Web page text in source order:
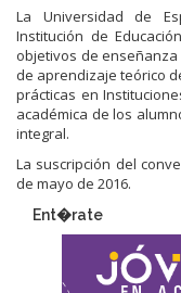
La Universidad de
Institución de
objetivos de
de aprendizaje teórico
prácticas en
académica de los
integral.
La suscripción del
de mayo de 2016.
Ent�rate